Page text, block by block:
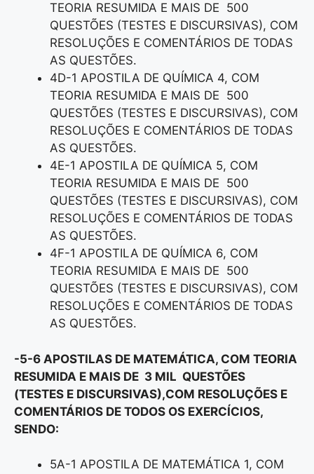
TEORIA RESUMIDA E MAIS DE 500
QUESTÕES (TESTES E DISCURSIVAS), COM
RESOLUÇÕES E COMENTÁRIOS DE TODAS
AS QUESTÕES.
4D-1 APOSTILA DE QUÍMICA 4, COM
TEORIA RESUMIDA E MAIS DE 500
QUESTÕES (TESTES E DISCURSIVAS), COM
RESOLUÇÕES E COMENTÁRIOS DE TODAS
AS QUESTÕES.
4E-1 APOSTILA DE QUÍMICA 5, COM
TEORIA RESUMIDA E MAIS DE 500
QUESTÕES (TESTES E DISCURSIVAS), COM
RESOLUÇÕES E COMENTÁRIOS DE TODAS
AS QUESTÕES.
4F-1 APOSTILA DE QUÍMICA 6, COM
TEORIA RESUMIDA E MAIS DE 500
QUESTÕES (TESTES E DISCURSIVAS), COM
RESOLUÇÕES E COMENTÁRIOS DE TODAS
AS QUESTÕES.
-5-6 APOSTILAS DE MATEMÁTICA, COM TEORIA
RESUMIDA E MAIS DE 3 MIL QUESTÕES
(TESTES E DISCURSIVAS),COM RESOLUÇÕES E
COMENTÁRIOS DE TODOS OS EXERCÍCIOS,
SENDO:
5A-1 APOSTILA DE MATEMÁTICA 1, COM